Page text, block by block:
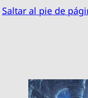
Saltar al pie de